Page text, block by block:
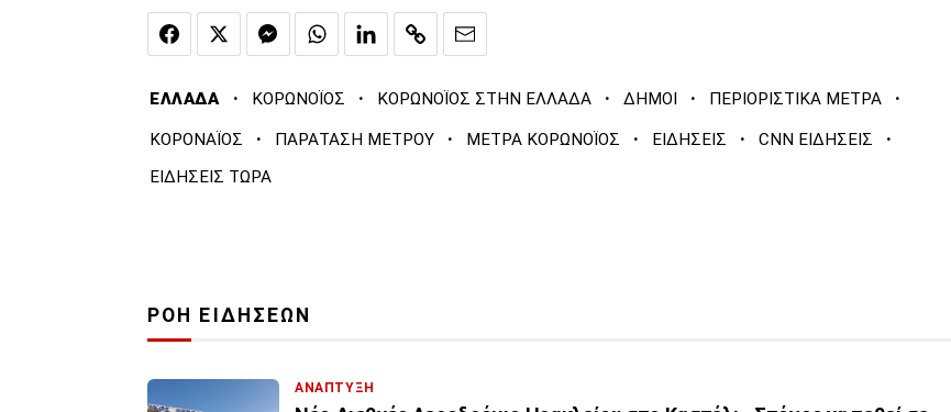
ΕΛΛΑΔΑ · ΚΟΡΩΝΟΪΟΣ · ΚΟΡΩΝΟΪΟΣ ΣΤΗΝ ΕΛΛΑΔΑ · ΔΗΜΟΙ · ΠΕΡΙΟΡΙΣΤΙΚΑ ΜΕΤΡΑ ·
ΚΟΡΟΝΑΪΟΣ · ΠΑΡΑΤΑΣΗ ΜΕΤΡΟΥ · ΜΕΤΡΑ ΚΟΡΩΝΟΪΟΣ · ΕΙΔΗΣΕΙΣ · CNN ΕΙΔΗΣΕΙΣ ·
ΕΙΔΗΣΕΙΣ ΤΩΡΑ
ΡΟΗ ΕΙΔΗΣΕΩΝ
ΑΝΑΠΤΥΞΗ